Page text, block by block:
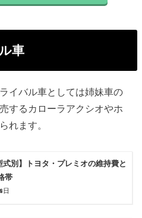
車
イバル車としては姉妹車の
するカローラアクシオやホ
れます。
式別】トヨタ・プレミオの維持費と
帯
日